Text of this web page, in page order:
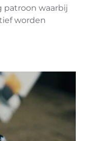
patroon waarbij
worden